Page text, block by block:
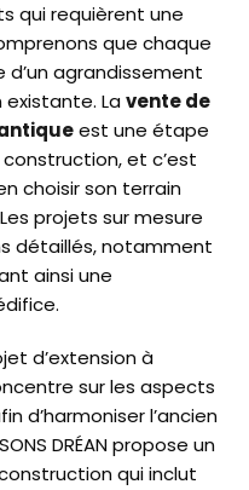
qui requièrent une
que chaque
d’un agrandissement
existante. Lavente de
est une étape
et c’est
choisir son terrain
projets sur mesure
détaillés, notamment
ainsi une
d’extension à
sur les aspects
d’harmoniser l’ancien
DRÉAN propose un
qui inclut